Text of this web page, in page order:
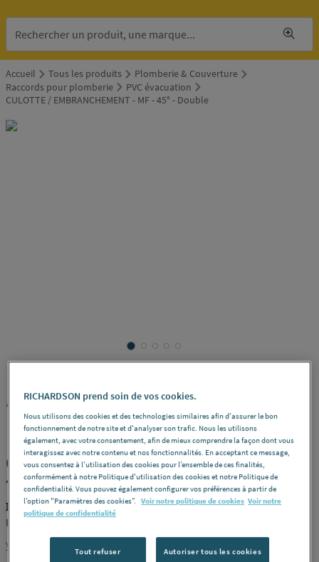
Accueil Tous les produits
Plomberie & Couverture
Raccords pour plomberie
PVC évacuation
CULOTTE / EMBRANCHEMENT - MF - 45° - Double
NICOLL
CULOTTE / EMBRANCHEMENT - MF -
45° - Double
NICOLL URV14
Parallèle -Dimensionsø 110
Voir la description complète
RICHARDSON prend soin de vos cookies.
Nous utilisons des cookies et des technologies similaires afin d'assurer le bon
fonctionnement de notre site et d'analyser son trafic. Nous les utilisons
également, avec votre consentement, afin de mieux comprendre la façon dont vous
interagissez avec notre contenu et nos fonctionnalités. En acceptant ce message,
vous consentez à l’utilisation des cookies pour l’ensemble de ces finalités,
conformément à notre Politique d'utilisation des cookies et notre Politique de
confidentialité. Vous pouvez également configurer vos préférences à partir de
l’option "Paramètres des cookies”. Voir notre politique de cookies Voir notre
politique de confidentialité
Tout refuser Autoriser tous les cookies